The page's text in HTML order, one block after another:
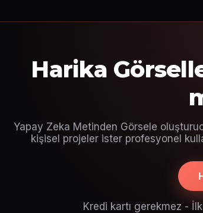
Harika
Yapay Zeka Metinden Görsele
kişisel projeler ister profesyonel
Kredi kartı gerekmez -